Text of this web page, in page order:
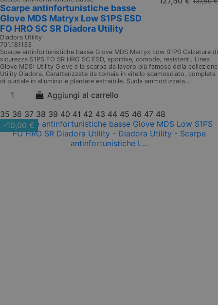
Scarpe antinfortunistiche basse
Glove MDS Matryx Low S1PS ESD
FO HRO SC SR Diadora Utility
Diadora Utility
701.181133
Scarpe antinfortunistiche basse Glove MDS Matryx Low S1PS Calzature di
sicurezza S1PS FO SR HRO SC ESD, sportive, comode, resistenti. Linea
Glove MDS: Utility Glove è la scarpa da lavoro più famosa della collezione
Utility Diadora. Caratterizzate da tomaia in vitello scamosciato, completa
di puntale in alluminio e plantare estraibile. Suola ammortizzata...
Aggiungi al carrello
35 36 37 38 39 40 41 42 43 44 45 46 47 48
-10,00 €